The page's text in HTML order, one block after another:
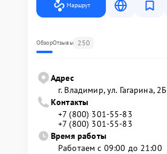
Маршрут
ОбзорОтзывы 250
Адрес
г. Владимир, ул. Гагарина, 2Б
Контакты
+7 (800) 301-55-83
+7 (800) 301-55-83
Время работы
Работаем с 09:00 до 21:00